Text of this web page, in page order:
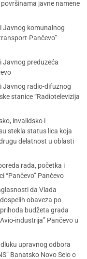
javne namene
Javnog komunalnog
Pančevo”
Javnog preduzeća
Javnog radio-difuznog
stanice “Radiotelevizija
invalidsko i
stekla status lica koja
delatnost u oblasti
rada, početka i
“Pančevo” Pančevo
da Vlada
obaveza po
budžeta grada
industrija” Pančevo u
upravnog odbora
Banatsko Novo Selo o